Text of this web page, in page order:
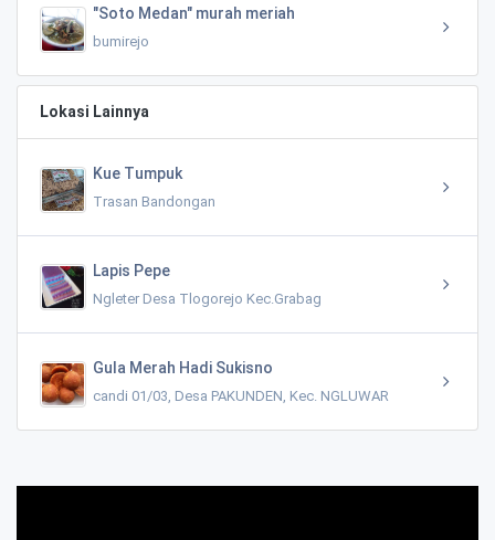
"Soto Medan" murah meriah
bumirejo
Lokasi Lainnya
Kue Tumpuk
Trasan Bandongan
Lapis Pepe
Ngleter Desa Tlogorejo Kec.Grabag
Gula Merah Hadi Sukisno
candi 01/03, Desa PAKUNDEN, Kec. NGLUWAR